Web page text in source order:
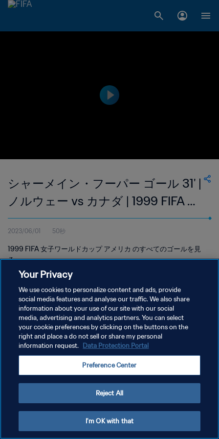
シャーメイン・フーパー ゴール 31' |
ノルウェー vs カナダ | 1999 FIFA 女
子ワールドカップ アメリカ
2023/06/01 50秒
1999 FIFA 女子ワールドカップ アメリカ のすべてのゴールを見
る。
プライバシーポリシー
サービス利用規約
クッキー設定の管理
Your Privacy
We use cookies to personalize content and ads, provide
social media features and analyse our traffic. We also share
information about your use of our site with our social
media, advertising and analytics partners. You can select
your cookie preferences by clicking on the buttons on the
right and place a do not sell or share my personal
information request. Data Protection Portal
Preference Center
Reject All
I'm OK with that